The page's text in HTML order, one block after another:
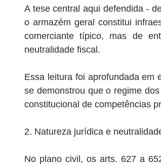
A tese central aqui defendida -
o armazém geral constitui
comerciante típico, mas de
neutralidade fiscal.
Essa leitura foi aprofundada em
se demonstrou que o regime
constitucional de competências
2. Natureza jurídica e
No plano civil, os arts. 627 a